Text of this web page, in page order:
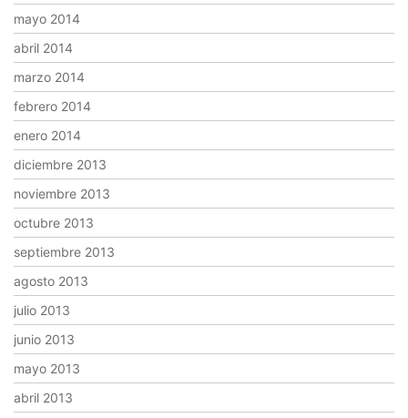
mayo 2014
abril 2014
marzo 2014
febrero 2014
enero 2014
diciembre 2013
noviembre 2013
octubre 2013
septiembre 2013
agosto 2013
julio 2013
junio 2013
mayo 2013
abril 2013